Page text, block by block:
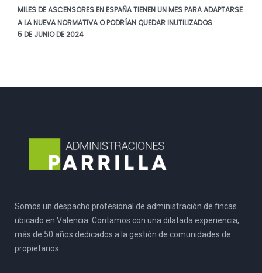
MILES DE ASCENSORES EN ESPAÑA TIENEN UN MES PARA ADAPTARSE
A LA NUEVA NORMATIVA O PODRÍAN QUEDAR INUTILIZADOS
5 DE JUNIO DE 2024
Somos un despacho profesional de administración de fincas
ubicado en Valencia. Contamos con una dilatada experiencia,
más de 50 años dedicados a la gestión de comunidades de
propietarios.